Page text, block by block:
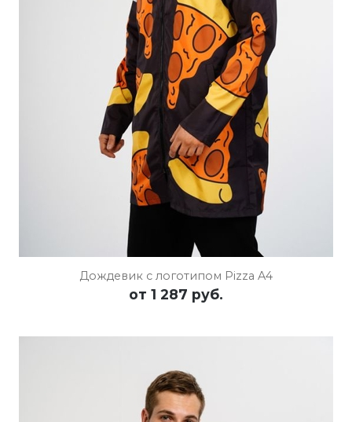
ПОДРОБНЕЕ ОСТАВИТЬ ЗАЯВКУ
Дождевик с логотипом Pizza A4
от 1 287 руб.